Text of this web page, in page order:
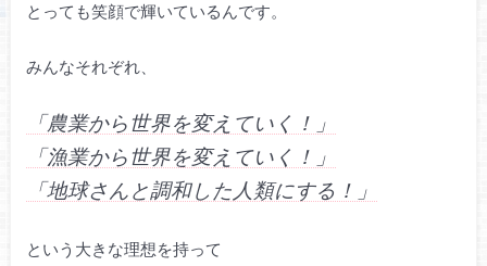
とっても笑顔で輝いているんです。
みんなそれぞれ、
「農業から世界を変えていく！」
「漁業から世界を変えていく！」
「地球さんと調和した人類にする！」
という大きな理想を持って